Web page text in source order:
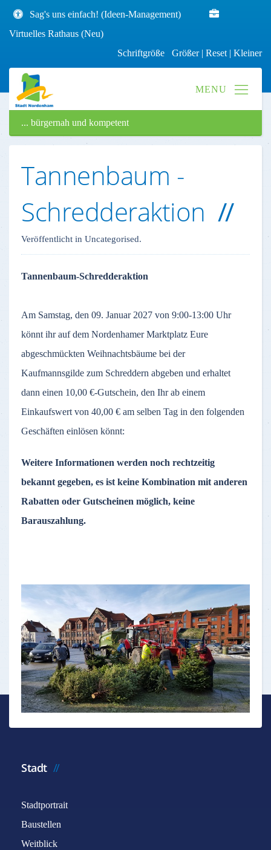
Sag's uns einfach! (Ideen-Management)
Virtuelles Rathaus (Neu)
Schriftgröße Größer| Reset | Kleiner
... bürgernah und kompetent
Tannenbaum -
Schredderaktion
Veröffentlicht in Uncategorised.
Tannenbaum-Schredderaktion
Am Samstag, den 09. Januar 2027 von 9:00-13:00 Uhr
könnt ihr auf dem Nordenhamer Marktplatz Eure
abgeschmückten Weihnachtsbäume bei der
Kaufmannsgilde zum Schreddern abgeben und erhaltet
dann einen 10,00 €-Gutschein, den Ihr ab einem
Einkaufswert von 40,00 € am selben Tag in den folgenden
Geschäften einlösen könnt:
Weitere Informationen werden noch rechtzeitig
bekannt gegeben, es ist keine Kombination mit anderen
Rabatten oder Gutscheinen möglich, keine
Barauszahlung.
Stadt
Stadtportrait
Baustellen
Weitblick